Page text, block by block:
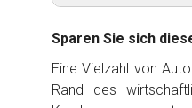
Sparen Sie sich
Eine Vielzahl von
Rand des